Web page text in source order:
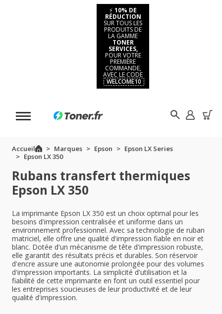
⚡ 10% DE
RÉDUCTION
SUR TOUS LES
PRODUITS DE
LA GAMME
TONER
SERVICES,
POUR VOTRE
PREMIÈRE
COMMANDE,
AVEC LE CODE
WELCOME10
Accueil Marques Epson
Epson LX Series
Epson LX 350
Rubans transfert thermiques
Epson LX 350
La imprimante Epson LX 350 est un choix optimal pour les
besoins d'impression centralisée et uniforme dans un
environnement professionnel. Avec sa technologie de ruban
matriciel, elle offre une qualité d'impression fiable en noir et
blanc. Dotée d'un mécanisme de tête d'impression robuste,
elle garantit des résultats précis et durables. Son réservoir
d'encre assure une autonomie prolongée pour des volumes
d'impression importants. La simplicité d'utilisation et la
fiabilité de cette imprimante en font un outil essentiel pour
les entreprises soucieuses de leur productivité et de leur
qualité d'impression.